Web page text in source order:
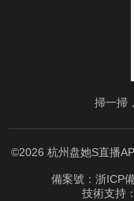
掃一掃
©2026 杭州盘她S直播
備案號：浙ICP
技術支持：